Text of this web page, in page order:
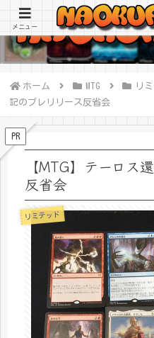
ホーム MTG リ
記のプレリリース反省会
PR
【MTG】テーロス
反省会
リミテッド
メニュー